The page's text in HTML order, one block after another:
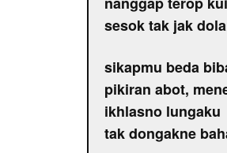
sesok tak jak
sikapmu beda
pikiran abot,
ikhlasno lungaku
tak dongakne